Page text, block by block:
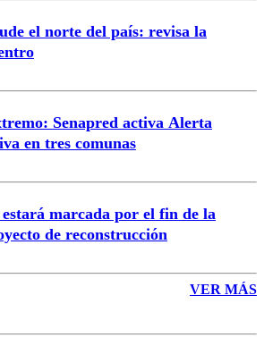
el norte del país: revisa la
Senapred activa Alerta
en tres comunas
marcada por el fin de la
de reconstrucción
VER MÁS